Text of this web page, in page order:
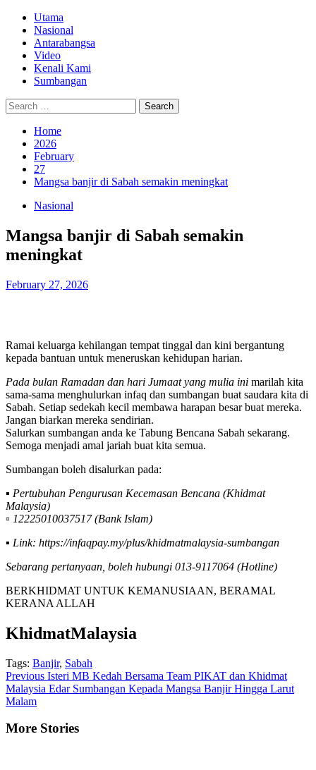
Skip
content
Primary
Menu
Utama
Nasional
Antarabangsa
Video
Kenali Kami
Sumbangan
Search
for:
Home
2026
February
27
Mangsa banjir di Sabah semakin meningkat
Nasional
Mangsa banjir di Sabah semakin
meningkat
February 27, 2026
Ramai keluarga kehilangan tempat tinggal dan kini bergantung
kepada bantuan untuk meneruskan kehidupan harian.
Pada bulan Ramadan dan hari Jumaat yang mulia ini marilah kita
sama-sama menghulurkan infaq dan sumbangan buat saudara kita di
Sabah. Setiap sedekah kecil membawa harapan besar buat mereka.
Jangan biarkan mereka sendirian.
Salurkan sumbangan anda ke Tabung Bencana Sabah sekarang.
Semoga menjadi amal jariah buat kita semua.
Sumbangan boleh disalurkan pada:
▪️ Pertubuhan Pengurusan Kecemasan Bencana (Khidmat
Malaysia)
▫️ 12225010037517 (Bank Islam)
▪️ Link: https://infaqpay.my/plus/khidmatmalaysia-sumbangan
Sebarang pertanyaan, boleh hubungi 013-9117064 (Hotline)
BERKHIDMAT UNTUK KEMANUSIAAN, BERAMAL
KERANA ALLAH
KhidmatMalaysia
Tags: Banjir, Sabah
Continue
Reading
Previous Isteri MB Kedah Bersama Team PIKAT dan Khidmat
Malaysia Edar Sumbangan Kepada Mangsa Banjir Hingga Larut
Malam
More Stories